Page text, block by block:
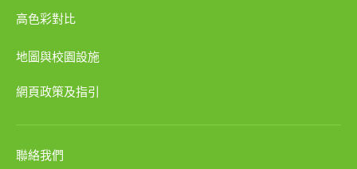
高色彩對比
地圖與校園設施
網頁政策及指引
聯絡我們